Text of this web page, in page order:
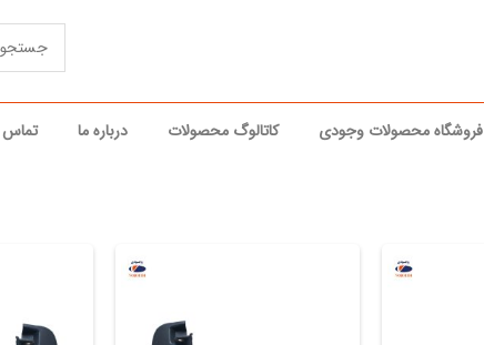
فروشگاه محصولات وجودی کاتالوگ محصولات درباره ما تماس